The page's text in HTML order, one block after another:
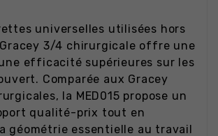
universelles utilisées hors
3/4 chirurgicale offre une
efficacité supérieures sur les
Comparée aux Gracey
la MED015 propose un
qualité-prix tout en
géométrie essentielle au travail